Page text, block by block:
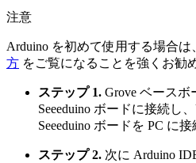
注意
Arduino を初めて使用する場合は
方 をご覧になることを強くお勧
ステップ 1. Grove ベース
Seeeduino ボードに接続し
Seeeduino ボードを PC に接
ステップ 2. 次に Arduino